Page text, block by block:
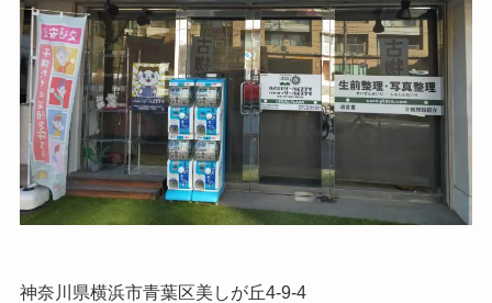
神奈川県横浜市青葉区美しが丘4-9-4